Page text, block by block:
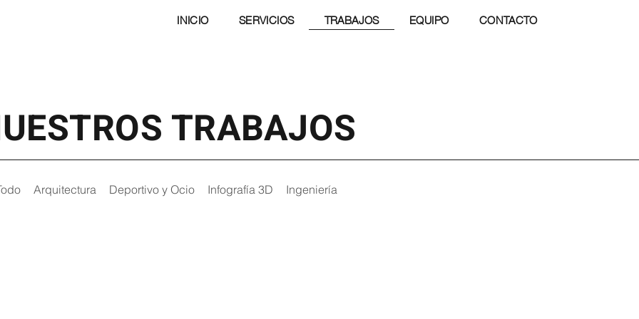
INICIO SERVICIOS TRABAJOS EQUIPO CONTACTO
TRABAJOS
Arquitectura Deportivo y Ocio Infografía 3D Ingeniería